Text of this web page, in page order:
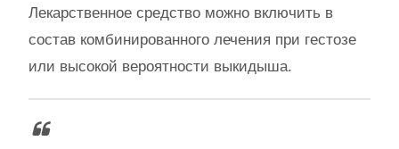
Лекарственное средство можно включить в
состав комбинированного лечения при гестозе
или высокой вероятности выкидыша.